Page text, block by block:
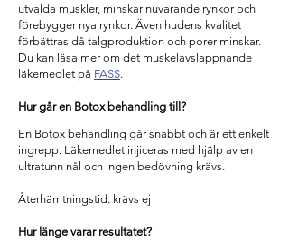
utvalda muskler, minskar nuvarande rynkor och
förebygger nya rynkor. Även hudens kvalitet
förbättras då talgproduktion och porer minskar.
Du kan läsa mer om det muskelavslappnande
läkemedlet på FASS.
Hur går en Botox behandling till?
En Botox behandling går snabbt och är ett enkelt
ingrepp. Läkemedlet injiceras med hjälp av en
ultratunn nål och ingen bedövning krävs.
Återhämtningstid: krävs ej
Hur länge varar resultatet?